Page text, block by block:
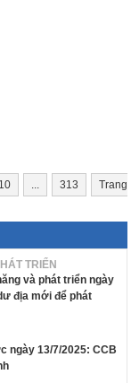
10 ... 313
Trang
TRIỂN
và phát triển ngày
địa mới để phát
ngày 13/7/2025: CCB